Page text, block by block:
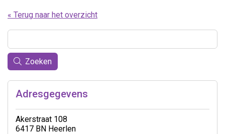
« Terug naar het overzicht
Zoeken
Adresgegevens
Akerstraat 108
6417 BN Heerlen